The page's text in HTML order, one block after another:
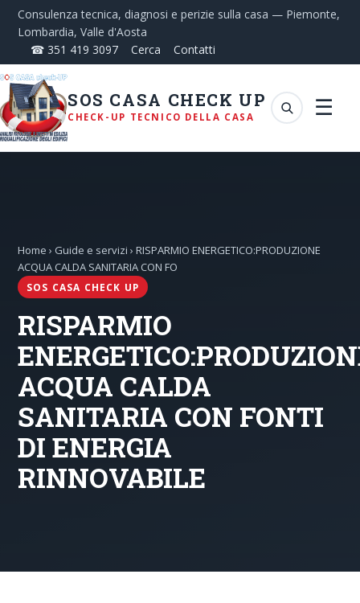
Consulenza tecnica, diagnosi e perizie sulla casa — Piemonte,
Lombardia, Valle d'Aosta
☎ 351 419 3097
Cerca Contatti
SOS CASA CHECK UP
CHECK-UP TECNICO DELLA CASA ☰
Home › Guide e servizi › RISPARMIO ENERGETICO:PRODUZIONE
ACQUA CALDA SANITARIA CON FO
SOS CASA CHECK UP
RISPARMIO
ACQUA CALDA
SANITARIA CON FONTI
DI ENERGIA
RINNOVABILE